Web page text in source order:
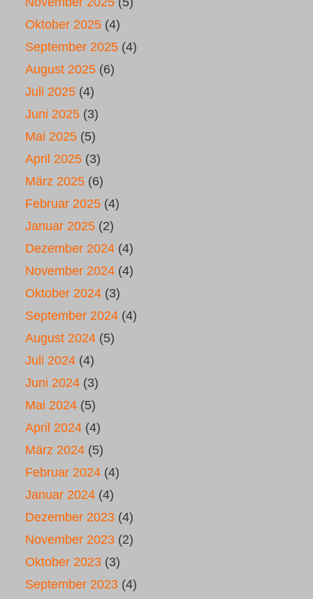
Oktober 2025 (4)
September 2025 (4)
August 2025 (6)
Juli 2025 (4)
Juni 2025 (3)
Mai 2025 (5)
April 2025 (3)
März 2025 (6)
Februar 2025 (4)
Januar 2025 (2)
Dezember 2024 (4)
November 2024 (4)
Oktober 2024 (3)
September 2024 (4)
August 2024 (5)
Juli 2024 (4)
Juni 2024 (3)
Mai 2024 (5)
April 2024 (4)
März 2024 (5)
Februar 2024 (4)
Januar 2024 (4)
Dezember 2023 (4)
November 2023 (2)
Oktober 2023 (3)
September 2023 (4)